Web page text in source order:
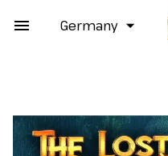
Germany